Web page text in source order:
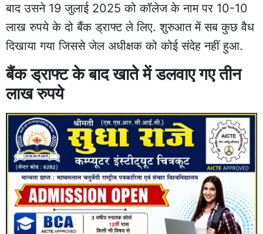
बाद उसने 19 जुलाई 2025 को कॉलेज के नाम पर 10-10
लाख रुपये के दो बैंक ड्राफ्ट ले लिए. शुरुआत में सब कुछ वैध
दिखाया गया जिससे जेल अधीक्षक को कोई संदेह नहीं हुआ.
बैंक ड्राफ्ट के बाद खाते में डलवाए गए तीन
लाख रुपये